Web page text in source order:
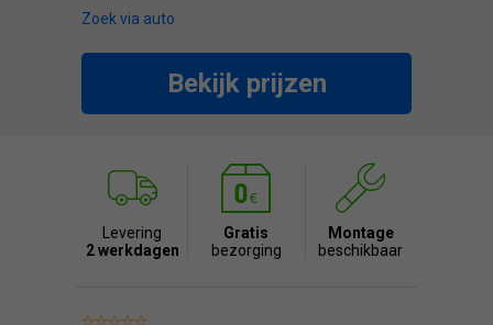
Zoek via auto
Bekijk prijzen
Levering
2 werkdagen
Gratis
bezorging
Montage
beschikbaar